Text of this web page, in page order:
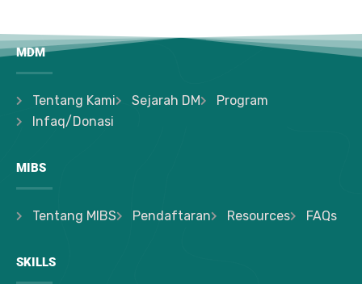
MDM
Tentang Kami Sejarah DM
Program
Infaq/Donasi
MIBS
Tentang MIBS Pendaftaran Resources FAQs
SKILLS